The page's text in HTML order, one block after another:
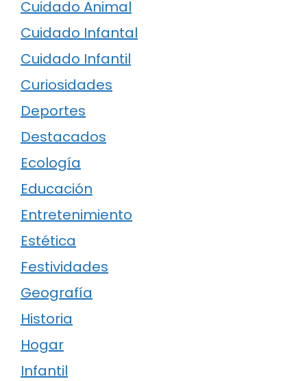
Cuidado Animal
Cuidado Infantal
Cuidado Infantil
Curiosidades
Deportes
Destacados
Ecología
Educación
Entretenimiento
Estética
Festividades
Geografía
Historia
Hogar
Infantil